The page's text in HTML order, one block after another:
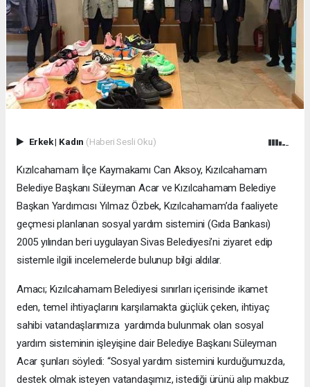
Erkek| Kadın (Haberi Sesli Oku)
Kızılcahamam İlçe Kaymakamı Can Aksoy, Kızılcahamam
Belediye Başkanı Süleyman Acar ve Kızılcahamam Belediye
Başkan Yardımcısı Yılmaz Özbek, Kızılcahamam’da faaliyete
geçmesi planlanan sosyal yardım sistemini (Gıda Bankası)
2005 yılından beri uygulayan Sivas Belediyesi’ni ziyaret edip
sistemle ilgili incelemelerde bulunup bilgi aldılar.
Amacı; Kızılcahamam Belediyesi sınırları içerisinde ikamet
eden, temel ihtiyaçlarını karşılamakta güçlük çeken, ihtiyaç
sahibi vatandaşlarımıza yardımda bulunmak olan sosyal
yardım sisteminin işleyişine dair Belediye Başkanı Süleyman
Acar şunları söyledi: “Sosyal yardım sistemini kurduğumuzda,
destek olmak isteyen vatandaşımız, istediği ürünü alıp makbuz